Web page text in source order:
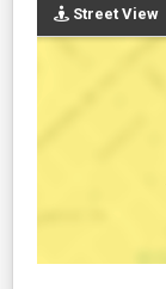
Street View